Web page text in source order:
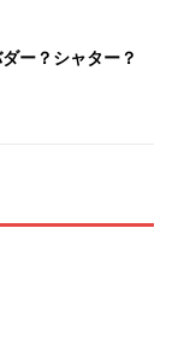
ー？シャター？